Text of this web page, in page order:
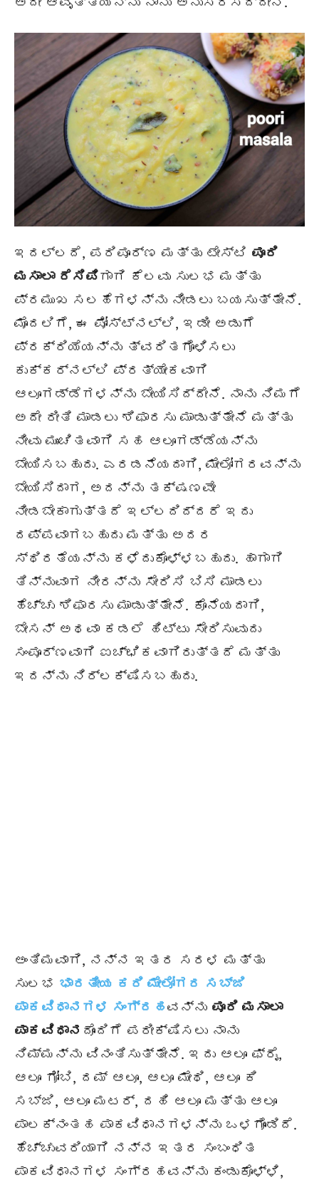
ಇದಲ್ಲದೆ, ಪರಿಪೂರ್ಣ ಮತ್ತು ಟೇಸ್ಟಿ ಪೂರಿ
ಮಸಾಲಾ ರೆಸಿಪಿಗಾಗಿ ಕೆಲವು ಸುಲಭ ಮತ್ತು
ಪ್ರಮುಖ ಸಲಹೆಗಳನ್ನು ನೀಡಲು ಬಯಸುತ್ತೇನೆ.
ಮೊದಲಿಗೆ, ಈ ಪೋಸ್ಟ್ನಲ್ಲಿ, ಇಡೀ ಅಡುಗೆ
ಪ್ರಕ್ರಿಯೆಯನ್ನು ತ್ವರಿತಗೊಳಿಸಲು
ಕುಕ್ಕರ್ನಲ್ಲಿ ಪ್ರತ್ಯೇಕವಾಗಿ
ಆಲೂಗಡ್ಡೆಗಳನ್ನು ಬೇಯಿಸಿದ್ದೇನೆ. ನಾನು ನಿಮಗೆ
ಅದೇ ರೀತಿ ಮಾಡಲು ಶಿಫಾರಸು ಮಾಡುತ್ತೇನೆ ಮತ್ತು
ನೀವು ಮುಂಚಿತವಾಗಿ ಸಹ ಆಲೂಗಡ್ಡೆಯನ್ನು
ಬೇಯಿಸಬಹುದು. ಎರಡನೆಯದಾಗಿ, ಮೇಲೋಗರವನ್ನು
ಬೇಯಿಸಿದಾಗ, ಅದನ್ನು ತಕ್ಷಣವೇ
ನೀಡಬೇಕಾಗುತ್ತದೆ ಇಲ್ಲದಿದ್ದರೆ ಇದು
ದಪ್ಪವಾಗಬಹುದು ಮತ್ತು ಅದರ
ಸ್ಥಿರತೆಯನ್ನು ಕಳೆದುಕೊಳ್ಳಬಹುದು. ಹಾಗಾಗಿ
ತಿನ್ನುವಾಗ ನೀರನ್ನು ಸೇರಿಸಿ ಬಿಸಿ ಮಾಡಲು
ಹೆಚ್ಚು ಶಿಫಾರಸು ಮಾಡುತ್ತೇನೆ. ಕೊನೆಯದಾಗಿ,
ಬೇಸನ್ ಅಥವಾ ಕಡಲೆ ಹಿಟ್ಟು ಸೇರಿಸುವುದು
ಸಂಪೂರ್ಣವಾಗಿ ಐಚ್ಛಿಕವಾಗಿರುತ್ತದೆ ಮತ್ತು
ಇದನ್ನು ನಿರ್ಲಕ್ಷಿಸಬಹುದು.
ಅಂತಿಮವಾಗಿ, ನನ್ನ ಇತರ ಸರಳ ಮತ್ತು
ಸುಲಭ ಭಾರತೀಯ ಕರಿ ಮೇಲೋಗರ ಸಬ್ಜಿ
ಪಾಕವಿಧಾನಗಳ ಸಂಗ್ರಹವನ್ನು ಪೂರಿ ಮಸಾಲಾ
ಪಾಕವಿಧಾನ ದೊಂದಿಗೆ ಪರೀಕ್ಷಿಸಲು ನಾನು
ನಿಮ್ಮನ್ನು ವಿನಂತಿಸುತ್ತೇನೆ. ಇದು ಆಲೂ ಫ್ರೈ,
ಆಲೂ ಗೋಬಿ, ದಮ್ ಆಲೂ, ಆಲೂ ಮೇಥಿ, ಆಲೂ ಕಿ
ಸಬ್ಜಿ, ಆಲೂ ಮಟರ್, ದಹಿ ಆಲೂ ಮತ್ತು ಆಲೂ
ಪಾಲಕ್ನಂತಹ ಪಾಕವಿಧಾನಗಳನ್ನು ಒಳಗೊಂಡಿದೆ.
ಹೆಚ್ಚುವರಿಯಾಗಿ ನನ್ನ ಇತರ ಸಂಬಂಧಿತ
ಪಾಕವಿಧಾನಗಳ ಸಂಗ್ರಹವನ್ನು ಕಂಡುಕೊಳ್ಳಿ,